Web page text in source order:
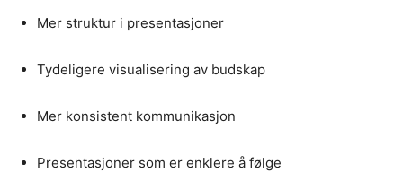
Mer struktur i presentasjoner
Tydeligere visualisering av budskap
Mer konsistent kommunikasjon
Presentasjoner som er enklere å følge